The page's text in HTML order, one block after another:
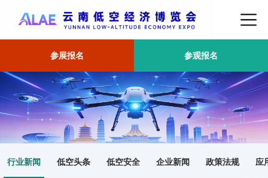
参展报名 参观报名
行业新闻 低空头条 低空安全 企业新闻 政策法规 应
首页 行业新闻 正文